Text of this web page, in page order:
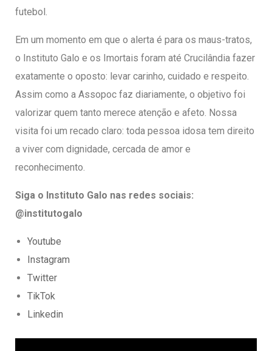
futebol.
Em um momento em que o alerta é para os maus-tratos,
o Instituto Galo e os Imortais foram até Crucilândia fazer
exatamente o oposto: levar carinho, cuidado e respeito.
Assim como a Assopoc faz diariamente, o objetivo foi
valorizar quem tanto merece atenção e afeto. Nossa
visita foi um recado claro: toda pessoa idosa tem direito
a viver com dignidade, cercada de amor e
reconhecimento.
Siga o Instituto Galo nas redes sociais:
@institutogalo
Youtube
Instagram
Twitter
TikTok
Linkedin